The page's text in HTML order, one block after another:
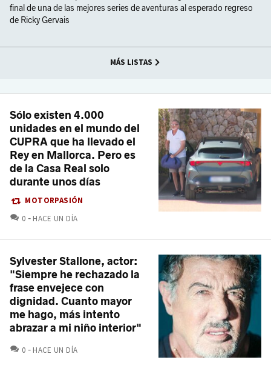
final de una de las mejores series de aventuras al esperado regreso
de Ricky Gervais
MÁS LISTAS
Sólo existen 4.000
unidades en el mundo del
CUPRA que ha llevado el
Rey en Mallorca. Pero es
de la Casa Real solo
durante unos días
MOTORPASIÓN
0 COMENTARIOS
HACE UN DÍA
Sylvester Stallone, actor:
"Siempre he rechazado la
frase envejece con
dignidad. Cuanto mayor
me hago, más intento
abrazar a mi niño interior"
0 COMENTARIOS
HACE UN DÍA